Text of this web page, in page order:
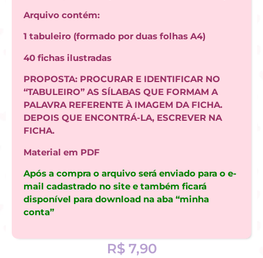
Arquivo contém:
1 tabuleiro (formado por duas folhas A4)
40 fichas ilustradas
PROPOSTA: PROCURAR E IDENTIFICAR NO
“TABULEIRO” AS SÍLABAS QUE FORMAM A
PALAVRA REFERENTE À IMAGEM DA FICHA.
DEPOIS QUE ENCONTRÁ-LA, ESCREVER NA
FICHA.
Material em PDF
Após a compra o arquivo será enviado para o e-
mail cadastrado no site e também ficará
disponível para download na aba “minha
conta”
R$7,90